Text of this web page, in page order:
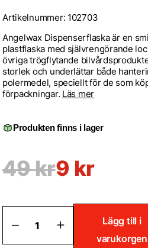
Artikelnummer: 102703
Angelwax Dispenserflaska är en
plastflaska med självrengörande
övriga trögflytande
storlek och underlättar både
polermedel, speciellt för de som
förpackningar. Läs mer
Produkten finns i lager
49kr9 kr
Angelwax
Dispenserflaska
350ml
Lägg till i
varukorgen